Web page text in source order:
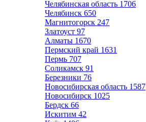
Челябинская область 1706
Челябинск 650
Магнитогорск 247
Златоуст 97
Алматы 1670
Пермский край 1631
Пермь 707
Соликамск 91
Березники 76
Новосибирская область 1587
Новосибирск 1025
Бердск 66
Искитим 42